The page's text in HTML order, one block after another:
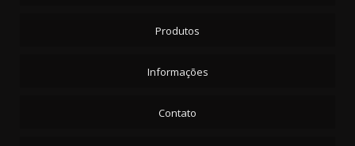
Produtos
Informações
Contato